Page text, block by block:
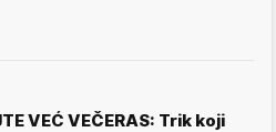
VEĆ VEČERAS: Trik koji